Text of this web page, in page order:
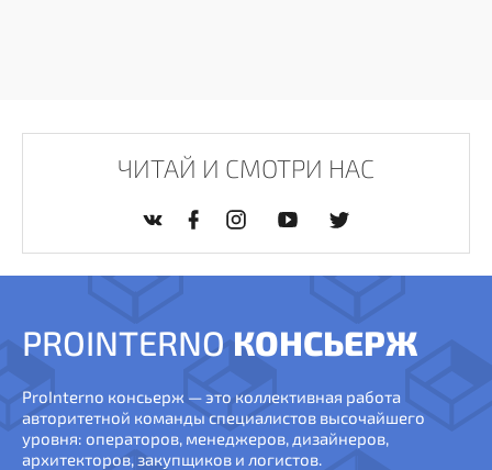
ЧИТАЙ И СМОТРИ НАС
PROINTERNO КОНСЬЕРЖ
ProInterno консьерж — это коллективная работа
авторитетной команды специалистов высочайшего
уровня: операторов, менеджеров, дизайнеров,
архитекторов, закупщиков и логистов.